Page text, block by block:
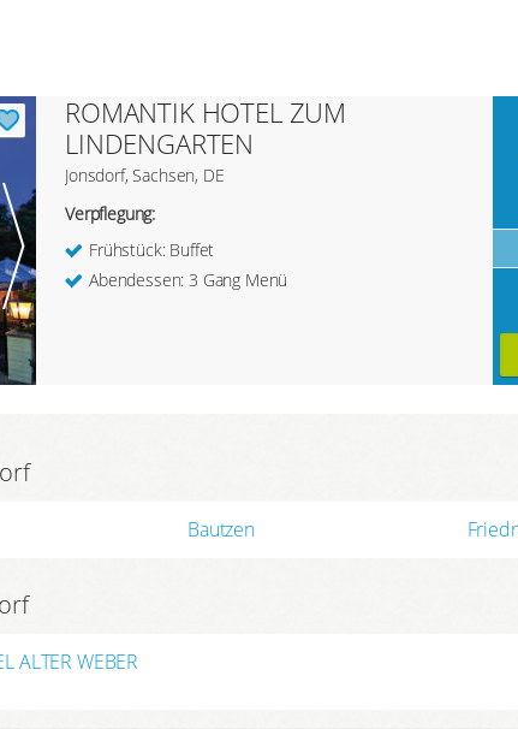
ROMANTIK HOTEL ZUM
LINDENGARTEN
Jonsdorf, Sachsen, DE
Verpflegung:
Frühstück: Buffet
Abendessen: 3 Gang Menü
Bautzen
ALTER WEBER